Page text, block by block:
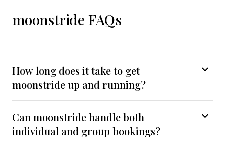
moonstride FAQs
How long does it take to get
moonstride up and running?
Can moonstride handle both
individual and group bookings?